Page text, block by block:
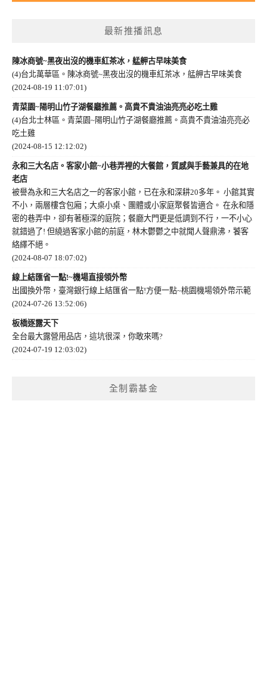
最新推播訊息
陳冰商號~黑夜出沒的機車紅茶冰，艋舺古早味美食
(4)台北萬華區。陳冰商號~黑夜出沒的機車紅茶冰，艋舺古早味美食
(2024-08-19 11:07:01)
青菜園~陽明山竹子湖餐廳推薦。高貴不貴油油亮亮必吃土雞
(4)台北士林區。青菜園~陽明山竹子湖餐廳推薦。高貴不貴油油亮亮必
吃土雞
(2024-08-15 12:12:02)
永和三大名店。客家小館~小巷弄裡的大餐館，質感與手藝兼具的在地
老店
被譽為永和三大名店之一的客家小館，已在永和深耕20多年。 小館其實
不小，兩層樓含包廂；大桌小桌、團體或小家庭聚餐皆適合。 在永和隱
密的巷弄中，卻有著極深的庭院；餐廳大門更是低調到不行，一不小心
就錯過了! 但繞過客家小館的前庭，林木鬱鬱之中就聞人聲鼎沸，饕客
絡繹不絕。
(2024-08-07 18:07:02)
線上結匯省一點!~機場直接領外幣
出國換外幣，臺灣銀行線上結匯省一點!方便一點~桃園機場領外幣示範
(2024-07-26 13:52:06)
板橋逐露天下
全台最大露營用品店，這坑很深，你敢來嗎?
(2024-07-19 12:03:02)
全制霸基金